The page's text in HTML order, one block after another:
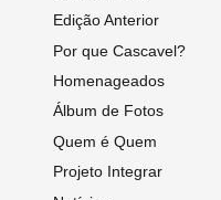
Edição Anterior
Por que Cascavel?
Homenageados
Álbum de Fotos
Quem é Quem
Projeto Integrar